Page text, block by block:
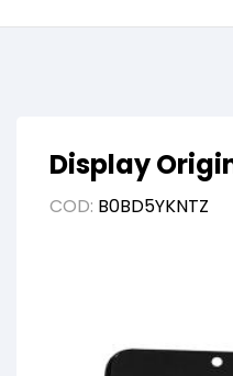
Display
COD: B0BD5YKNTZ